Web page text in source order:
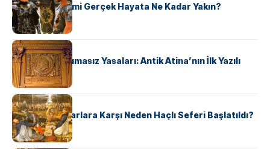
‘Gladiator’ Filmi Gerçek Hayata Ne Kadar Yakın?
KÜLTÜR
Draco’nun Acımasız Yasaları: Antik Atina’nın İlk Yazılı
Hukuk Kodu
KÜLTÜR
Avrupalı ​​Katharlara Karşı Neden Haçlı Seferi Başlatıldı?